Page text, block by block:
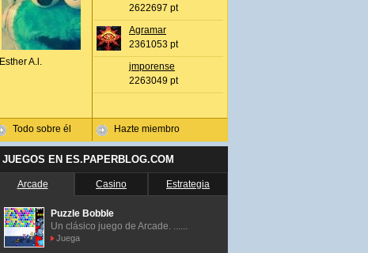
Esther A.l.
Todo sobre él
2622697 pt
Agramar
2361053 pt
jmporense
2263049 pt
Hazte miembro
JUEGOS EN ES.PAPERBLOG.COM
Arcade Casino Estrategia
Puzzle Bobble
Un clásico juego de Arcade. ......
Juega